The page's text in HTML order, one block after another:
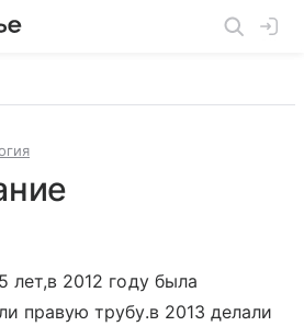
лет,в 2012 году была
правую трубу.в 2013 делали